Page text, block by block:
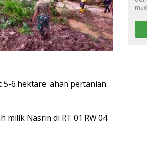
5-6 hektare lahan pertanian
Nasrin di RT 01 RW 04